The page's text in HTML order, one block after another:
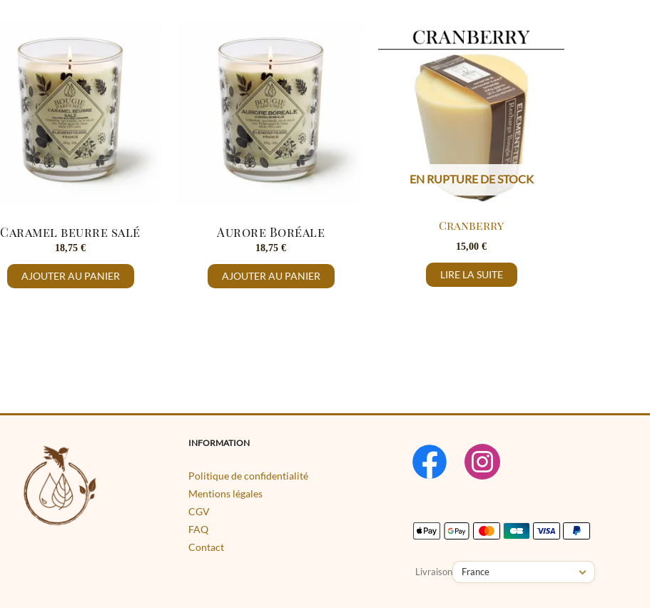
Caramel beurre salé
18,75 €
AJOUTER AU PANIER
Aurore Boréale
18,75 €
AJOUTER AU PANIER
EN RUPTURE DE STOCK
Cranberry
15,00 €
LIRE LA SUITE
INFORMATION
Politique de confidentialité
Mentions légales
CGV
FAQ
Contact
Livraison